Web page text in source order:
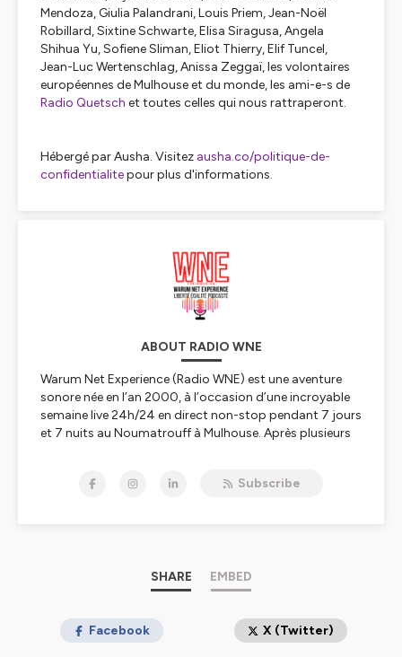
Mendoza, Giulia Palandrani, Louis Priem, Jean-Noël
Robillard, Sixtine Schwarte, Elisa Siragusa, Angela
Shihua Yu, Sofiene Sliman, Eliot Thierry, Elif Tuncel,
Jean-Luc Wertenschlag, Anissa Zeggaï, les volontaires
européennes de Mulhouse et du monde, les ami-e-s de
Radio Quetsch et toutes celles qui nous rattraperont.
Hébergé par Ausha. Visitez ausha.co/politique-de-
confidentialitepour plus d'informations.
ABOUT RADIO WNE
Warum Net Experience (Radio WNE) est une aventure
sonore née en l’an 2000, à l’occasion d’une incroyable
semaine live 24h/24 en direct non-stop pendant 7 jours
et 7 nuits au Noumatrouff à Mulhouse. Après plusieurs
aux médias, à l'information, au numérique et à l'IA, les
citoyens ou décalés pour refaire le monde – et
réinventer Mulhouse capitale du monde ;-)
Tous nos lienslinktr.ee/radiowne.eu
Subscribe
SHARE EMBED
Facebook X (Twitter)